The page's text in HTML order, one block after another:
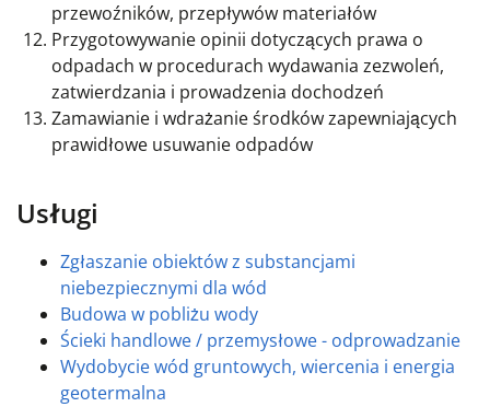
przewoźników, przepływów materiałów
Przygotowywanie opinii dotyczących prawa o
odpadach w procedurach wydawania zezwoleń,
zatwierdzania i prowadzenia dochodzeń
Zamawianie i wdrażanie środków zapewniających
prawidłowe usuwanie odpadów
Usługi
Zgłaszanie obiektów z substancjami
niebezpiecznymi dla wód
Budowa w pobliżu wody
Ścieki handlowe / przemysłowe - odprowadzanie
Wydobycie wód gruntowych, wiercenia i energia
geotermalna